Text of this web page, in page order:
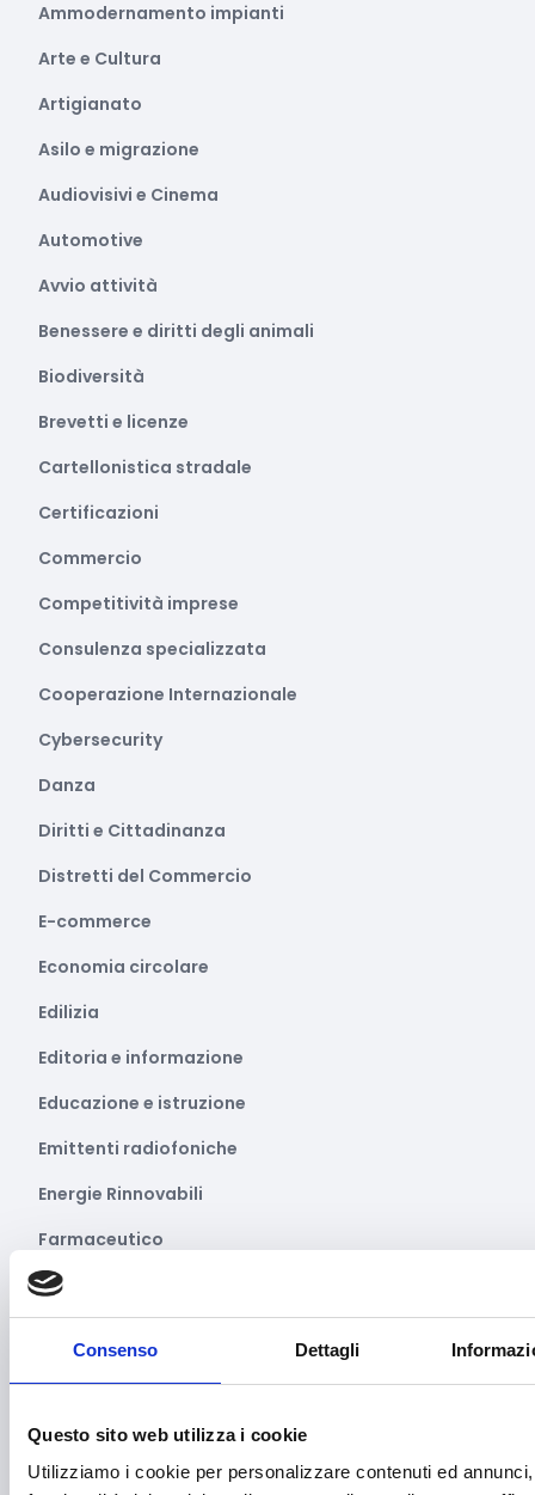
Consenso Dettagli
Questo sito web utilizza i cookie
Utilizziamo i cookie per personalizzare contenuti ed
Ammodernamento impianti
Arte e Cultura
Artigianato
Asilo e migrazione
Audiovisivi e Cinema
Automotive
Avvio attività
Benessere e diritti degli animali
Biodiversità
Brevetti e licenze
Cartellonistica stradale
Certificazioni
Commercio
Competitività imprese
Consulenza specializzata
Cooperazione Internazionale
Cybersecurity
Danza
Diritti e Cittadinanza
Distretti del Commercio
E-commerce
Economia circolare
Edilizia
Editoria e informazione
Educazione e istruzione
Emittenti radiofoniche
Energie Rinnovabili
Farmaceutico
Farmacia e/o chimica
Formazione e lavoro